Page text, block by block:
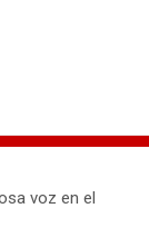
voz en el